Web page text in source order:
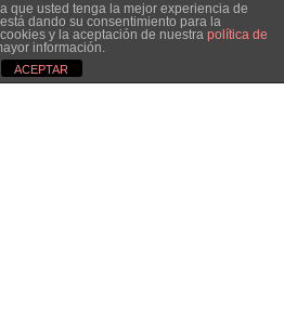
noticias y
que usted tenga la mejor experiencia de
dando su consentimiento para la
y la aceptación de nuestra política de
información.
ACEPTAR